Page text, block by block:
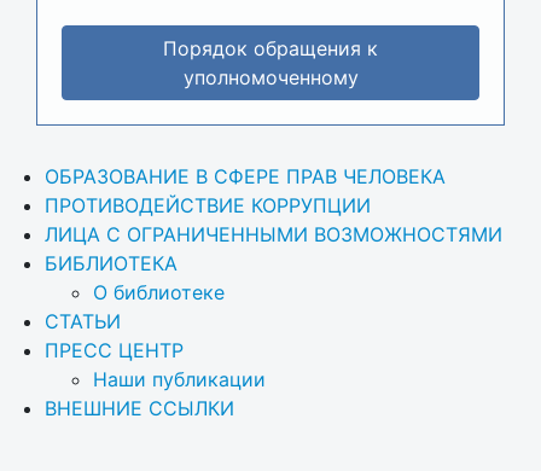
Порядок обращения к
уполномоченному
ОБРАЗОВАНИЕ В СФЕРЕ ПРАВ ЧЕЛОВЕКА
ПРОТИВОДЕЙСТВИЕ КОРРУПЦИИ
ЛИЦА С ОГРАНИЧЕННЫМИ ВОЗМОЖНОСТЯМИ
БИБЛИОТЕКА
О библиотеке
СТАТЬИ
ПРЕСС ЦЕНТР
Наши публикации
ВНЕШНИЕ ССЫЛКИ